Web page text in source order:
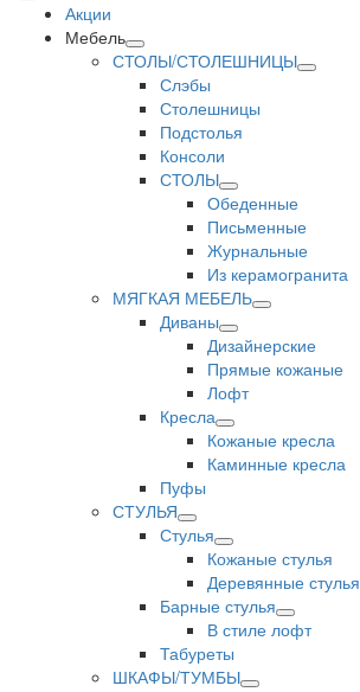
Акции
Мебель
СТОЛЫ/СТОЛЕШНИЦЫ
Слэбы
Столешницы
Подстолья
Консоли
СТОЛЫ
Обеденные
Письменные
Журнальные
Из керамогранита
МЯГКАЯ МЕБЕЛЬ
Диваны
Дизайнерские
Прямые кожаные
Лофт
Кресла
Кожаные кресла
Каминные кресла
Пуфы
СТУЛЬЯ
Стулья
Кожаные стулья
Деревянные стулья
Барные стулья
В стиле лофт
Табуреты
ШКАФЫ/ТУМБЫ